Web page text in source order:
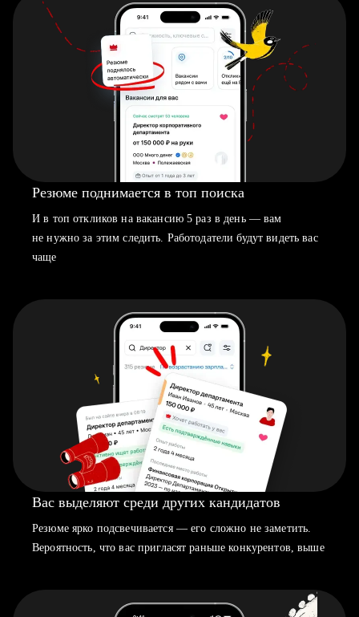
Резюме поднимается в топ поиска
И в топ откликов на вакансию 5 раз в день — вам
не нужно за этим следить. Работодатели будут видеть вас
чаще
Вас выделяют среди других кандидатов
Резюме ярко подсвечивается — его сложно не заметить.
Вероятность, что вас пригласят раньше конкурентов, выше